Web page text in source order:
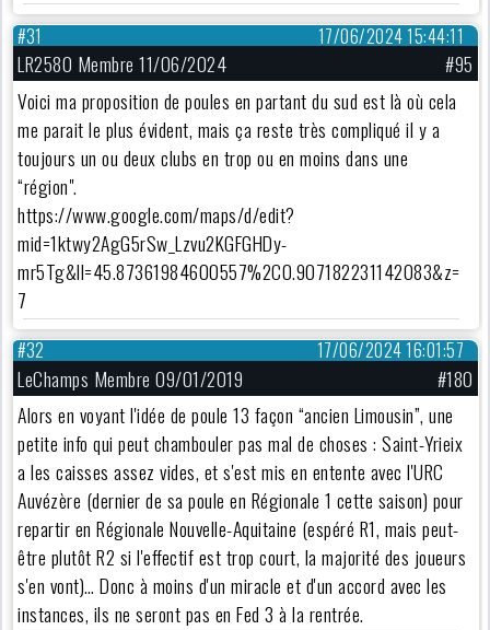
17/06/2024 15:44:11
#31
LR2580 Membre 11/06/2024
#95
Voici ma proposition de poules en partant du sud est là où cela
me parait le plus évident, mais ça reste très compliqué il y a
toujours un ou deux clubs en trop ou en moins dans une
“région".
https://www.google.com/maps/d/edit?
mid=1ktwy2AgG5rSw_Lzvu2KGFGHDy-
mr5Tg&ll=45.87361984600557%2C0.907182231142083&z=
7
17/06/2024 16:01:57
#32
LeChamps Membre 09/01/2019
#180
Alors en voyant l'idée de poule 13 façon “ancien Limousin”, une
petite info qui peut chambouler pas mal de choses : Saint-Yrieix
a les caisses assez vides, et s'est mis en entente avec l'URC
Auvézère (dernier de sa poule en Régionale 1 cette saison) pour
repartir en Régionale Nouvelle-Aquitaine (espéré R1, mais peut-
être plutôt R2 si l'effectif est trop court, la majorité des joueurs
s'en vont)… Donc à moins d'un miracle et d'un accord avec les
instances, ils ne seront pas en Fed 3 à la rentrée.